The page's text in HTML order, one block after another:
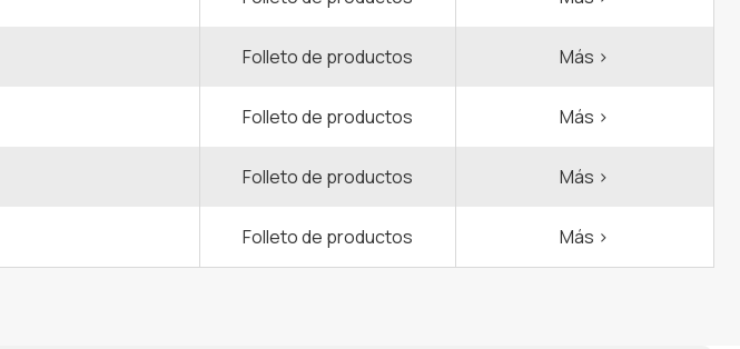
Folleto de productos Más >
Folleto de productos Más >
Folleto de productos Más >
Folleto de productos Más >